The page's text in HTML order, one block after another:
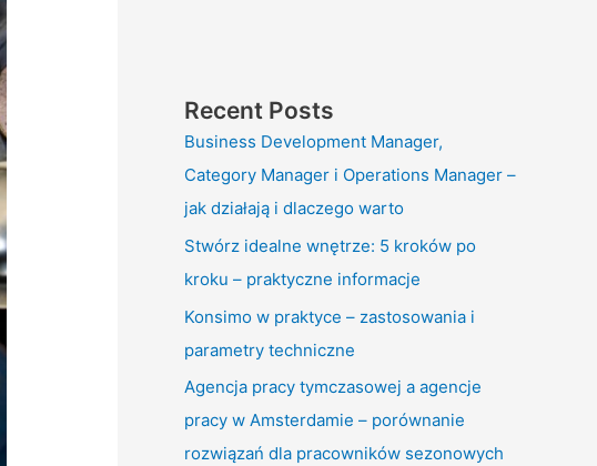
Recent Posts
Business Development Manager,
Category Manager i Operations Manager –
jak działają i dlaczego warto
Stwórz idealne wnętrze: 5 kroków po
kroku – praktyczne informacje
Konsimo w praktyce – zastosowania i
parametry techniczne
Agencja pracy tymczasowej a agencje
pracy w Amsterdamie – porównanie
rozwiązań dla pracowników sezonowych